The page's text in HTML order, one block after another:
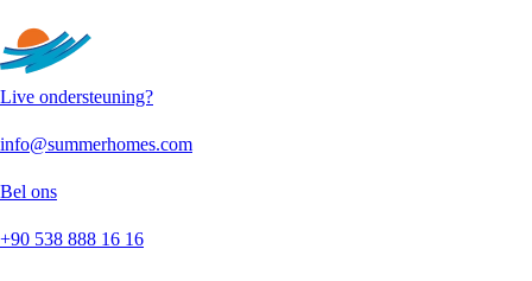
Live ondersteuning?
info@summerhomes.com
Bel ons
+90 538 888 16 16